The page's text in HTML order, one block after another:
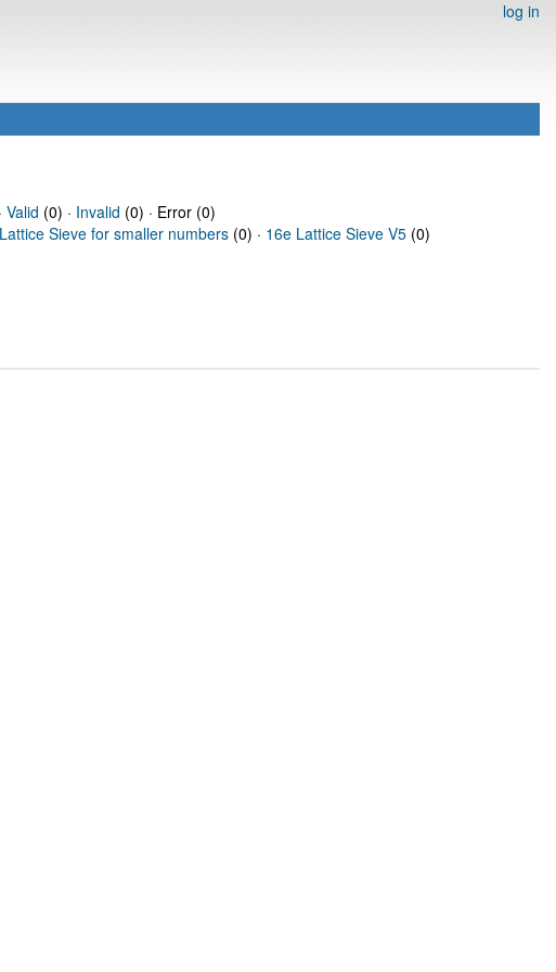
log in
Valid (0) · Invalid (0) · Error (0)
Sieve for smaller numbers (0) · 16e Lattice Sieve V5 (0)